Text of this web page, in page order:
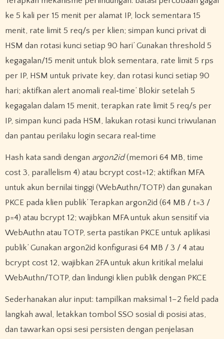
ke 5 kali per 15 menit per alamat IP, lock sementara 15
menit, rate limit 5 req/s per klien; simpan kunci privat di
HSM dan rotasi kunci setiap 90 hari’ Gunakan threshold 5
kegagalan/15 menit untuk blok sementara, rate limit 5 rps
per IP, HSM untuk private key, dan rotasi kunci setiap 90
hari; aktifkan alert anomali real‑time’ Blokir setelah 5
kegagalan dalam 15 menit, terapkan rate limit 5 req/s per
IP, simpan kunci pada HSM, lakukan rotasi kunci triwulanan
dan pantau perilaku login secara real‑time
Hash kata sandi dengan argon2id(memori 64 MB, time
cost 3, parallelism 4) atau bcrypt cost=12; aktifkan MFA
untuk akun bernilai tinggi (WebAuthn/TOTP) dan gunakan
PKCE pada klien publik’ Terapkan argon2id (64 MB / t=3 /
p=4) atau bcrypt 12; wajibkan MFA untuk akun sensitif via
WebAuthn atau TOTP, serta pastikan PKCE untuk aplikasi
publik’ Gunakan argon2id konfigurasi 64 MB / 3 / 4 atau
bcrypt cost 12, wajibkan 2FA untuk akun kritikal melalui
WebAuthn/TOTP, dan lindungi klien publik dengan PKCE
Sederhanakan alur input: tampilkan maksimal 1–2 field pada
langkah awal, letakkan tombol SSO sosial di posisi atas,
dan tawarkan opsi sesi persisten dengan penjelasan